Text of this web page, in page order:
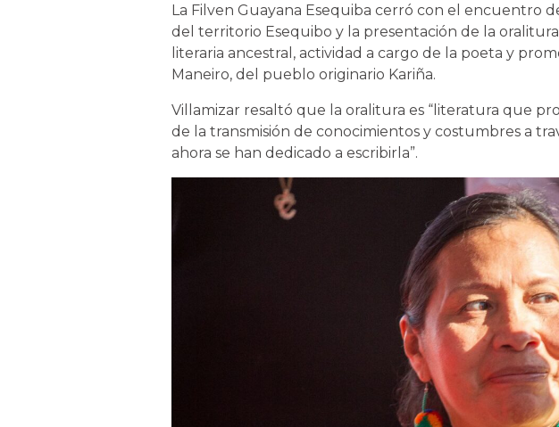
La Filven Guayana Esequiba cerró con el encuentro
del territorio Esequibo y la presentación de la
literaria ancestral, actividad a cargo de la poeta y
Maneiro, del pueblo originario Kariña.
Villamizar resaltó que la oralitura es “literatura que
de la transmisión de conocimientos y costumbres a
ahora se han dedicado a escribirla”.